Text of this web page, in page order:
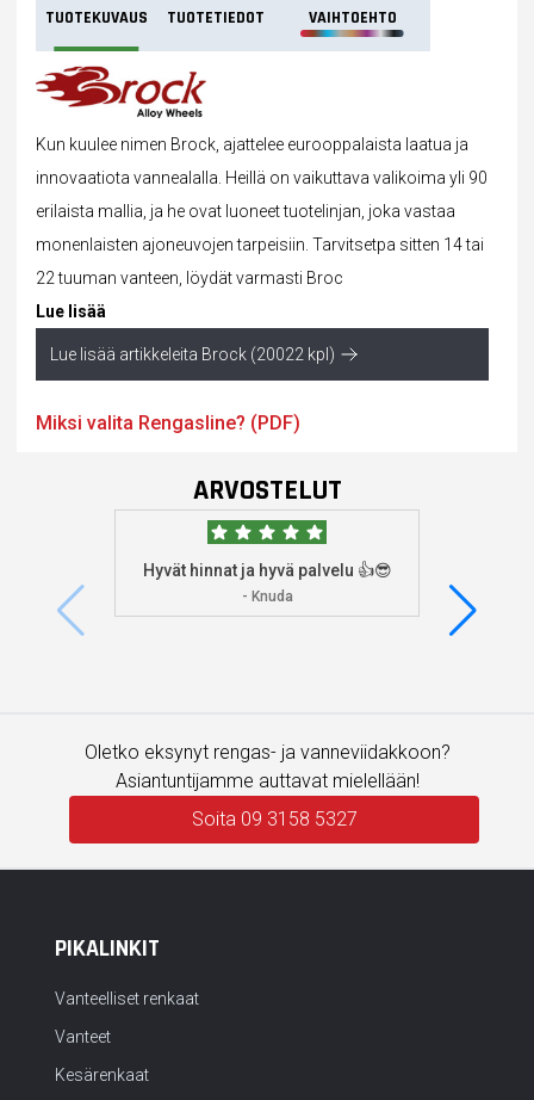
TUOTEKUVAUS TUOTETIEDOT VAIHTOEHTO
Kun kuulee nimen Brock, ajattelee eurooppalaista laatua ja
innovaatiota vannealalla. Heillä on vaikuttava valikoima yli 90
erilaista mallia, ja he ovat luoneet tuotelinjan, joka vastaa
monenlaisten ajoneuvojen tarpeisiin. Tarvitsetpa sitten 14 tai
22 tuuman vanteen, löydät varmasti Broc
Lue lisää
Lue lisää artikkeleita Brock (20022 kpl)
Miksi valita Rengasline? (PDF)
ARVOSTELUT
Hyvät hinnat ja hyvä palvelu 👍😎
- Knuda
Oletko eksynyt rengas- ja vanneviidakkoon?
Asiantuntijamme auttavat mielellään!
Soita 09 3158 5327
PIKALINKIT
Vanteelliset renkaat
Vanteet
Kesärenkaat